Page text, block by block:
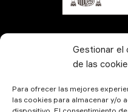
Gestionar el
de las
Para ofrecer las mejores
las cookies para almacenar y/o